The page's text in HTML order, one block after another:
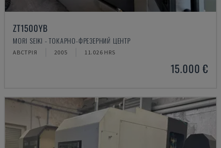
ZT1500YB
MORI SEIKI - ТОКАРНО-ФРЕЗЕРНИЙ ЦЕНТР
АВСТРІЯ 2005 11.026 HRS
15.000 €